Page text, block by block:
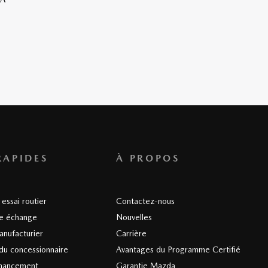
essai routier
échange
concessionnaire
À PROPOS
Contactez-nous
Nouvelles
Carrière
Avantages du Programme Certifié
Garantie Mazda